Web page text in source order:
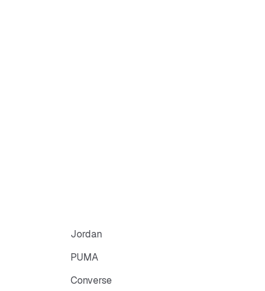
Jordan
PUMA
Converse